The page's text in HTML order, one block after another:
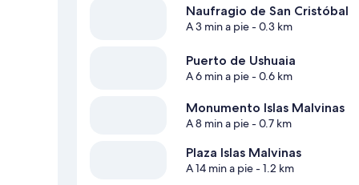
Naufragio de San Cristóbal
A 3 min a pie- 0.3 km
Puerto de Ushuaia
A 6 min a pie- 0.6 km
Monumento Islas Malvinas
A 8 min a pie- 0.7 km
Plaza Islas Malvinas
A 14 min a pie- 1.2 km